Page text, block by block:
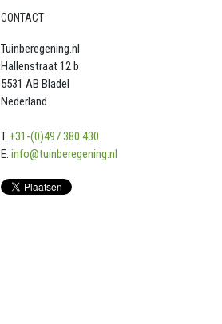
CONTACT
Tuinberegening.nl
Hallenstraat 12 b
5531 AB Bladel
Nederland
T. +31-(0)497 380 430
E. info@tuinberegening.nl